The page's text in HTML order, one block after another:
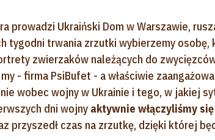
prowadzi Ukraiński Dom w Warszawie,
tygodni trwania zrzutki wybierzemy osobę,
zwierzaków należących do
- firma PsiBufet - a właściwie
wobec wojny w Ukrainie i tego, w jakiej
dni wojny aktywnie włączyliśmy
przyszedł czas na zrzutkę, dzięki której